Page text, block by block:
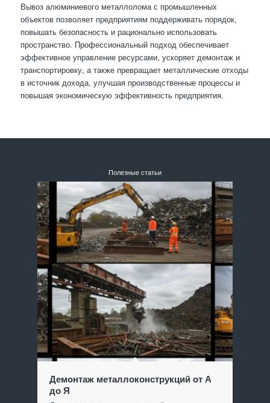
Вывоз алюминиевого металлолома с промышленных
объектов позволяет предприятиям поддерживать порядок,
повышать безопасность и рационально использовать
пространство. Профессиональный подход обеспечивает
эффективное управление ресурсами, ускоряет демонтаж и
транспортировку, а также превращает металлические отходы
в источник дохода, улучшая производственные процессы и
повышая экономическую эффективность предприятия.
Полезные статьи
Демонтаж металлоконструкций от А
до Я